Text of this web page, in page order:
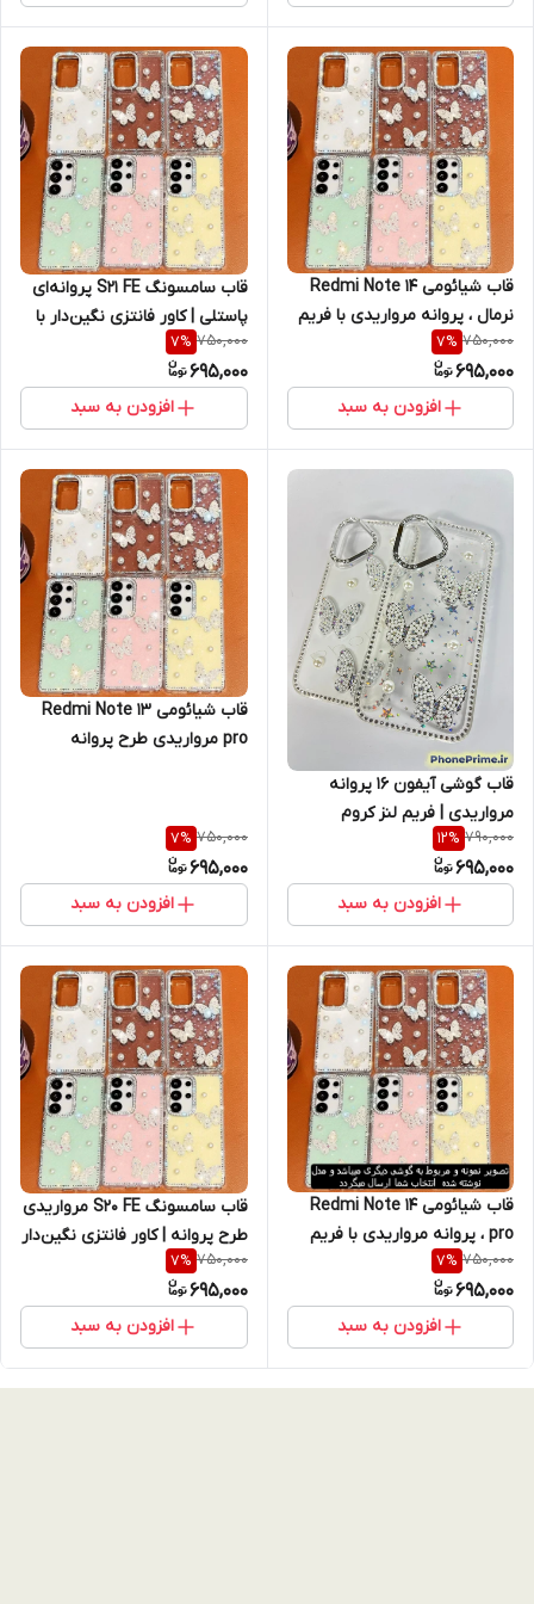
قاب شیائومی Redmi Note 14
نرمال ، پروانه‌ مرواریدی با فریم
کروم نگین دار ، ظاهر خاص و
جواهر نشان (نقد و اقساط)
ردمی نوت 14 نرمال
750,000
7%
695,000
افزودن به سبد
قاب سامسونگ S21 FE پروانه‌ای
پاستلی | کاور فانتزی نگین‌دار با
فریم کروم (نقد و اقساط)
750,000
7%
695,000
افزودن به سبد
قاب گوشی آیفون 16 پروانه
مرواریدی | فریم لنز کروم
جواهرنشان با مروارید طرح
پروانه (نقد و اقساط) iphone 16
790,000
12%
695,000
افزودن به سبد
قاب شیائومی Redmi Note 13
pro مرواریدی طرح پروانه
اقساط) ردمی نوت 13 شیائومی
750,000
7%
695,000
افزودن به سبد
قاب شیائومی Redmi Note 14
pro ، پروانه‌ مرواریدی با فریم
کروم نگین دار ، ظاهر خاص و
جواهر نشان (نقد و اقساط)
ردمی نوت 14 پرو
750,000
7%
695,000
افزودن به سبد
قاب سامسونگ S20 FE مرواریدی
طرح پروانه | کاور فانتزی نگین‌دار
با فریم کروم (نقد و اقساط)
750,000
7%
695,000
افزودن به سبد